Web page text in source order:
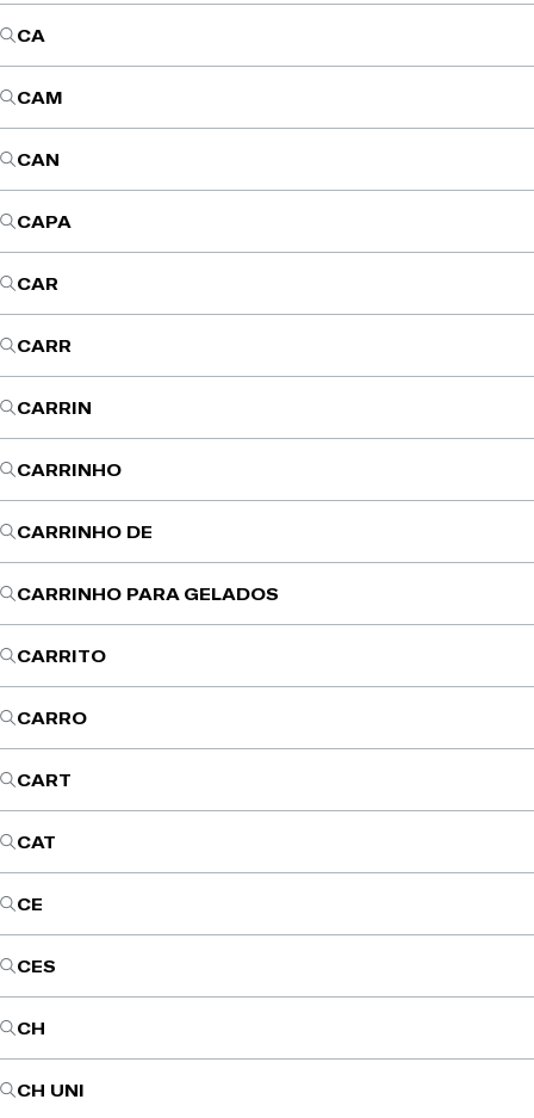
CA
CAM
CAN
CAPA
CAR
CARR
CARRIN
CARRINHO
CARRINHO DE
CARRINHO PARA GELADOS
CARRITO
CARRO
CART
CAT
CE
CES
CH
CH UNI